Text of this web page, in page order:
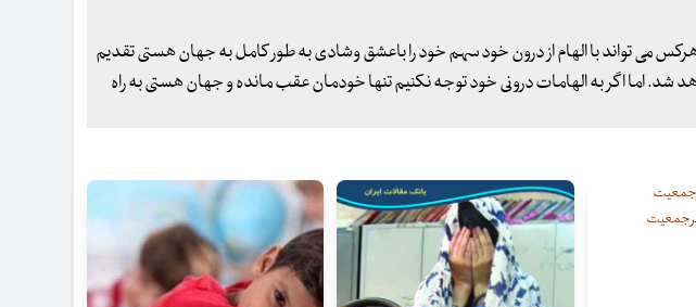
می تواند با الهام از درون خود سهم خود را باعشق وشادی به طور کامل به جهان هستی تقدیم
اما اگر به الهامات درونی خود توجه نکنیم تنها خودمان عقب مانده و جهان هستی به راه
پرجمعیت